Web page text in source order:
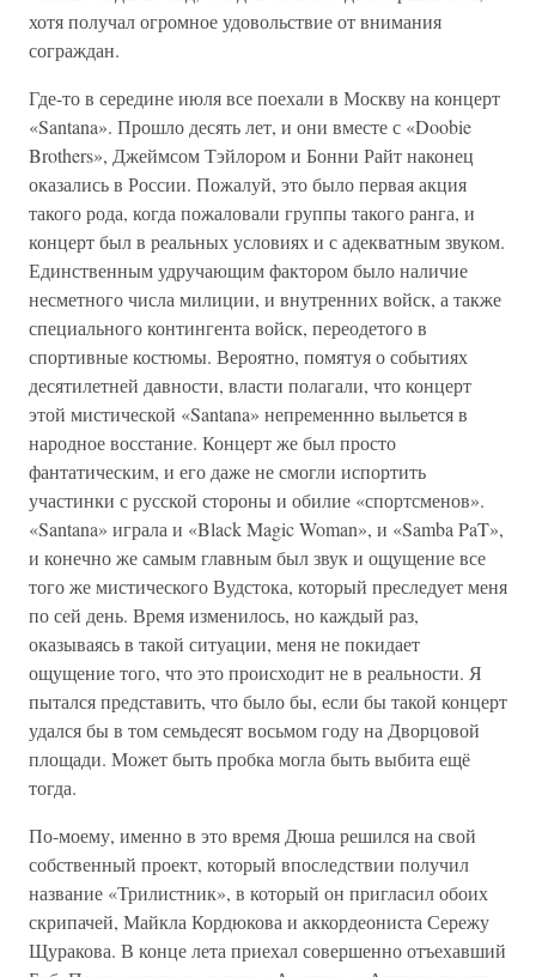
хотя получал огромное удовольствие от внимания
сограждан.
Где-то в середине июля все поехали в Москву на концерт
«Santana». Прошло десять лет, и они вместе с «Doobie
Brothers», Джеймсом Тэйлором и Бонни Райт наконец
оказались в России. Пожалуй, это было первая акция
такого рода, когда пожаловали группы такого ранга, и
концерт был в реальных условиях и с адекватным звуком.
Единственным удручающим фактором было наличие
несметного числа милиции, и внутренних войск, а также
специального контингента войск, переодетого в
спортивные костюмы. Вероятно, помятуя о событиях
десятилетней давности, власти полагали, что концерт
этой мистической «Santana» непременнно выльется в
народное восстание. Концерт же был просто
фантатическим, и его даже не смогли испортить
участинки с русской стороны и обилие «спортсменов».
«Santana» играла и «Black Magic Woman», и «Samba PaT»,
и конечно же самым главным был звук и ощущение все
того же мистического Вудстока, который преследует меня
по сей день. Время изменилось, но каждый раз,
оказываясь в такой ситуации, меня не покидает
ощущение того, что это происходит не в реальности. Я
пытался представить, что было бы, если бы такой концерт
удался бы в том семьдесят восьмом году на Дворцовой
площади. Может быть пробка могла быть выбита ещё
тогда.
По-моему, именно в это время Дюша решился на свой
собственный проект, который впоследствии получил
название «Трилистник», в который он пригласил обоих
скрипачей, Майкла Кордюкова и аккордеониста Сережу
Щуракова. В конце лета приехал совершенно отъехавший